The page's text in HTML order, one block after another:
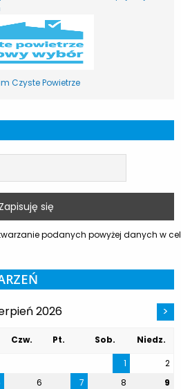
Czyste Powietrze
podanych powyżej danych w
2026 >
Czw. Pt. Sob.
Niedz.
1
2
6 7 8
9